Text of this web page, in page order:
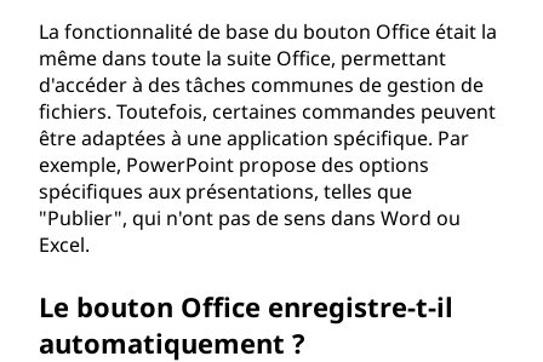
La fonctionnalité de base du bouton Office était la
même dans toute la suite Office, permettant
d'accéder à des tâches communes de gestion de
fichiers. Toutefois, certaines commandes peuvent
être adaptées à une application spécifique. Par
exemple, PowerPoint propose des options
spécifiques aux présentations, telles que
"Publier", qui n'ont pas de sens dans Word ou
Excel.
Le bouton Office enregistre-t-il
automatiquement ?